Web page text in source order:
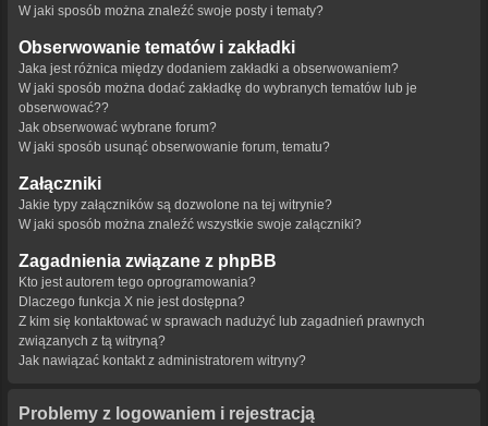
W jaki sposób można znaleźć swoje posty i tematy?
Obserwowanie tematów i zakładki
Jaka jest różnica między dodaniem zakładki a obserwowaniem?
W jaki sposób można dodać zakładkę do wybranych tematów lub je
obserwować??
Jak obserwować wybrane forum?
W jaki sposób usunąć obserwowanie forum, tematu?
Załączniki
Jakie typy załączników są dozwolone na tej witrynie?
W jaki sposób można znaleźć wszystkie swoje załączniki?
Zagadnienia związane z phpBB
Kto jest autorem tego oprogramowania?
Dlaczego funkcja X nie jest dostępna?
Z kim się kontaktować w sprawach nadużyć lub zagadnień prawnych
związanych z tą witryną?
Jak nawiązać kontakt z administratorem witryny?
Problemy z logowaniem i rejestracją